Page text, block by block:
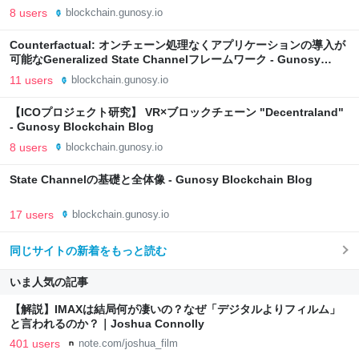
8 users blockchain.gunosy.io
Counterfactual: オンチェーン処理なくアプリケーションの導入が
可能なGeneralized State Channelフレームワーク - Gunosy
Blockchain Blog
11 users blockchain.gunosy.io
【ICOプロジェクト研究】 VR×ブロックチェーン "Decentraland"
- Gunosy Blockchain Blog
8 users blockchain.gunosy.io
State Channelの基礎と全体像 - Gunosy Blockchain Blog
17 users blockchain.gunosy.io
同じサイトの新着をもっと読む
いま人気の記事
【解説】IMAXは結局何が凄いの？なぜ「デジタルよりフィルム」
と言われるのか？｜Joshua Connolly
401 users note.com/joshua_film